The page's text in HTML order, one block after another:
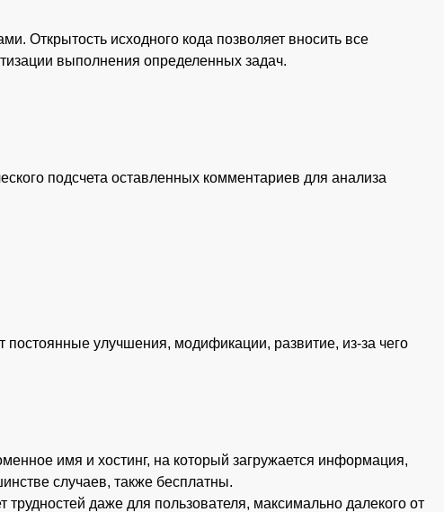
Открытость исходного кода позволяет вносить все
выполнения определенных задач.
подсчета оставленных комментариев для анализа
улучшения, модификации, развитие, из-за чего
имя и хостинг, на который загружается информация,
случаев, также бесплатны.
даже для пользователя, максимально далекого от